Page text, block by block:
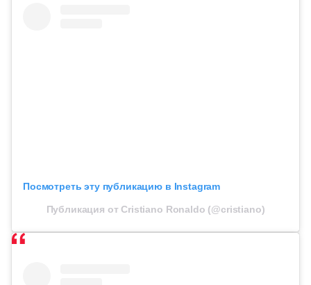
Посмотреть эту публикацию в Instagram
Публикация от Cristiano Ronaldo (@cristiano)